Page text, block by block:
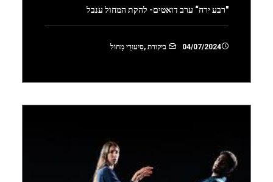
"רבע ירח“ ערב דואטים- להקת המחול ענבל
04/07/2024 ביקורת ,סִיעוּרֵי מָחוֹל